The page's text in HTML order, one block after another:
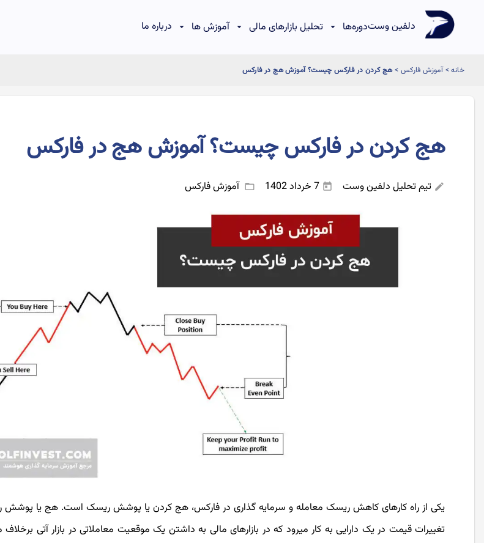
دلفین وستدوره‌ها تحلیل بازارهای مالی آموزش ها درباره ما
خانه>آموزش فارکس >هج کردن در فارکس چیست؟ آموزش هج در فارکس
هج کردن در فارکس چیست؟ آموزش هج در فارکس
edit تیم تحلیل دلفین وست today
folder_open آموزش فارکس
یکی از راه ­کارهای کاهش ریسک معامله و سرمایه­ گذاری در فارکس، هج کردن یا پوشش ریسک است. هج یا
تغییرات قیمت در یک دارایی به کار می­رود که در بازار­های مالی به داشتن یک موقعیت معاملاتی در بازار آتی برخلاف